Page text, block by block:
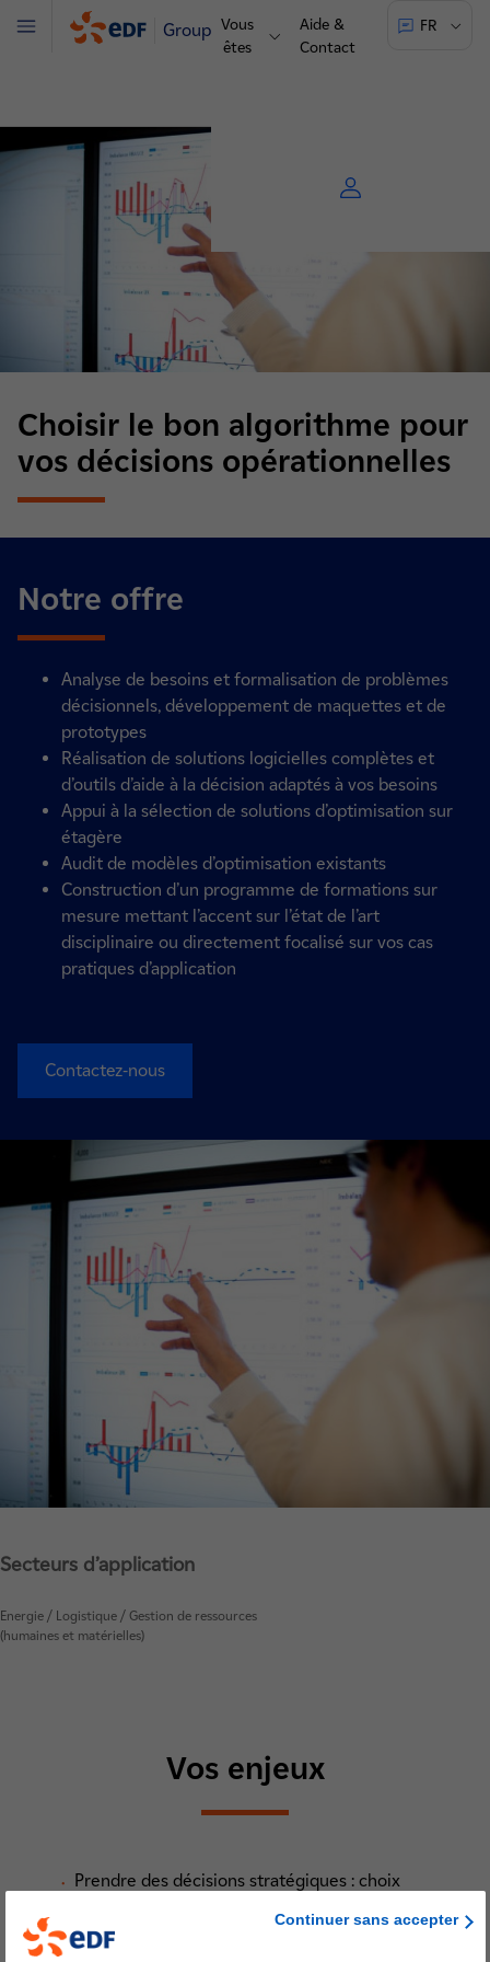
Groupe Vous
êtes
Aide &
Contact
FR
Menu
Choisir le bon algorithme pour
vos décisions opérationnelles
Secteurs d’application
Energie / Logistique / Gestion de ressources
(humaines et matérielles)
Notre offre
Analyse de besoins et formalisation de problèmes
décisionnels, développement de maquettes et de
prototypes
Réalisation de solutions logicielles complètes et
d’outils d’aide à la décision adaptés à vos besoins
Appui à la sélection de solutions d’optimisation sur
étagère
Audit de modèles d’optimisation existants
Construction d’un programme de formations sur
mesure mettant l’accent sur l’état de l’art
disciplinaire ou directement focalisé sur vos cas
pratiques d’application
Contactez-nous
Vos enjeux
Prendre des décisions stratégiques : choix
d’installation ou d’une flotte.
Continuer sans accepter